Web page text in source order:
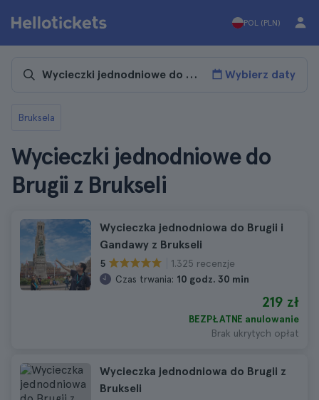
POL (PLN)
Wybierz daty
Bruksela
Wycieczki jednodniowe do
Brugii z Brukseli
Wycieczka jednodniowa do Brugii i
Gandawy z Brukseli
5
1.325 recenzje
Czas trwania: 10 godz. 30 min
219 zł
BEZPŁATNE anulowanie
Brak ukrytych opłat
Wycieczka jednodniowa do Brugii z
Brukseli